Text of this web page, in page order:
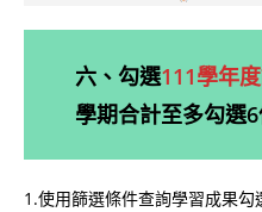
六、勾選111學年
學期合計至多勾選
1.使用篩選條件查詢學習成果勾